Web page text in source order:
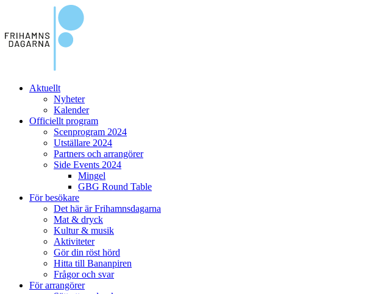
Aktuellt
Nyheter
Kalender
Officiellt program
Scenprogram 2024
Utställare 2024
Partners och arrangörer
Side Events 2024
Mingel
GBG Round Table
För besökare
Det här är Frihamnsdagarna
Mat & dryck
Kultur & musik
Aktiviteter
Gör din röst hörd
Hitta till Bananpiren
Frågor och svar
För arrangörer